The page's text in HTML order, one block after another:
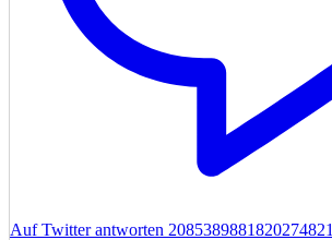
Auf Twitter antworten 2085389881820274821